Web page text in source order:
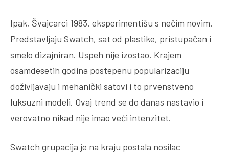
Ipak, Švajcarci 1983. eksperimentišu s nečim novim.
Predstavljaju Swatch, sat od plastike, pristupačan i
smelo dizajniran. Uspeh nije izostao. Krajem
osamdesetih godina postepenu popularizaciju
doživljavaju i mehanički satovi i to prvenstveno
luksuzni modeli. Ovaj trend se do danas nastavio i
verovatno nikad nije imao veći intenzitet.
Swatch grupacija je na kraju postala nosilac